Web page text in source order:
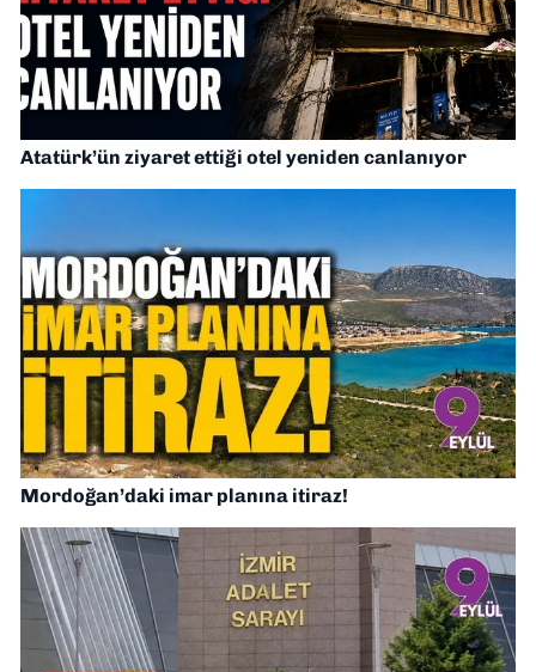
Atatürk’ün ziyaret ettiği otel yeniden canlanıyor
Mordoğan’daki imar planına itiraz!